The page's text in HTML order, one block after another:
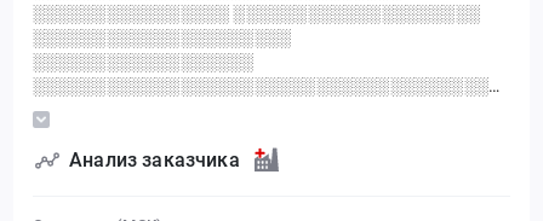
░░░░░░░░░░░░░░░░ ░░░░░░░░░░░░░░░░░░░░
░░░░░░░░░░░░░░░░░░░░░
░░░░░░░░░░░░░░░░░░
░░░░░░░░░░░░░░░░░░░░░░░░░░░░░░░░░░░░░░░░
░░░░░░░░░░░░░░░░░
Анализ заказчика